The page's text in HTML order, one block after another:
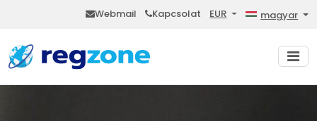
Webmail Kapcsolat EUR magyar